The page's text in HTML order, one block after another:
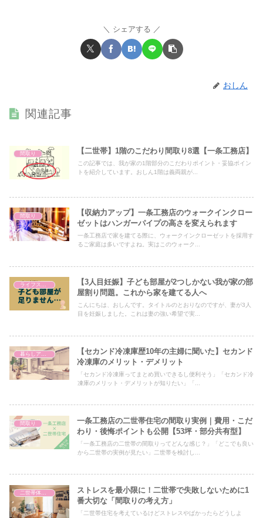
シェアする
おしん
関連記事
間取り 【二世帯】1階のこだわり間取り8選【一条工務店】
この記事では、我が家の1階部分のこだわりポイント・妥協ポイン
トを紹介しています。おしん1階は義両親が...
間取り
【収納力アップ】一条工務店のウォークインクロー
ゼットはハンガーパイプの高さを変えられます
一条工務店で家を建てる際に、ウォークインクローゼットを採用す
るご家庭は多いですよね。実はこのウォーク...
ライフスタイル
【3人目妊娠】子ども部屋が2つしかない我が家の部
屋割り問題。これから家を建てる人へ
こんにちは、おしんです。タイトルのとおりなのですが、妻が3人
目を妊娠しました。これは妻の強い希望で実...
暮らしアイテム
【セカンド冷凍庫歴10年の主婦に聞いた】セカンド
冷凍庫のメリット・デメリット
「セカンド冷凍庫ってまとめ買いできるし便利そう」「セカンド冷
凍庫のメリット・デメリットが知りたい」「...
間取り
一条工務店の二世帯住宅の間取り実例｜費用・こだ
わり・後悔ポイントも公開【53坪・部分共有型】
「一条工務店の二世帯の間取りってどんな感じ？」「どこでも良い
から二世帯の実例が見たい」二世帯を検討し...
二世帯体験談
ストレスを最小限に！二世帯で失敗しないために1
番大切な「間取りの考え方」
「二世帯住宅を考えているけどストレスやばかったらどうしよ